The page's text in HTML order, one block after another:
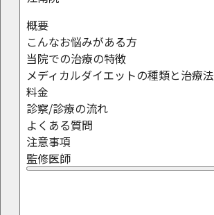
概要
こんなお悩みがある方
当院での治療の特徴
メディカルダイエットの種類と治療法
料金
診察/診療の流れ
よくある質問
注意事項
監修医師